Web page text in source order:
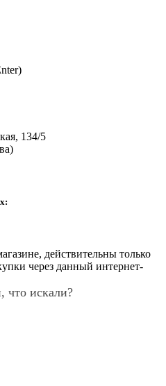
134/5
действительны только
через данный интернет-
что искали?